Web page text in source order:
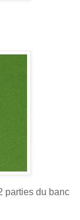
parties du banc